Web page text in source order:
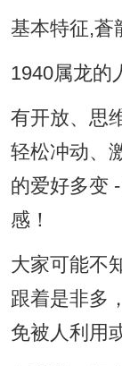
基本特征,蒼
1940属龙的
有开放、思
轻松冲动、
的爱好多变
感！
大家可能不
跟着是非多
免被人利用